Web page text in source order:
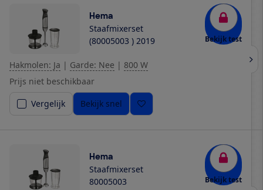
Hema
Staafmixerset
(80005003 ) 2019
Bekijk test
Hakmolen: Ja | Garde: Nee | 800 W
Prijs niet beschikbaar
Vergelijk
Bekijk snel
Hema
Staafmixerset
80005003
Bekijk test